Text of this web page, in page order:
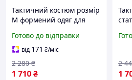
Тактичний костюм розмір
M формений одяг для
військова уніформа
службовця стор1
Готово до відправки
від 171 ₴/міс
1 710₴
2 280 ₴
1
2